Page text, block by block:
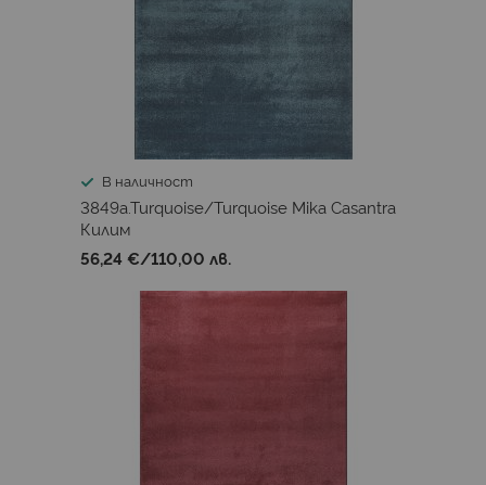
В наличност
3849a.Turquoise/Turquoise Mika Casantra
Килим
56,24 €/110,00 лв.